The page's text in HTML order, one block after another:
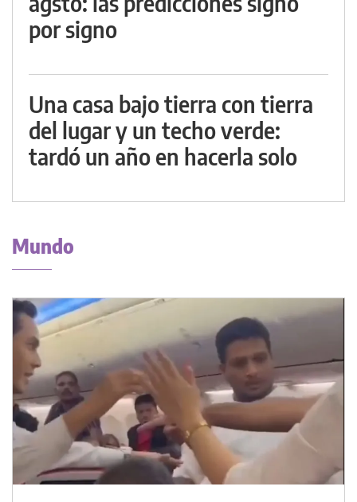
por signo
Una casa bajo tierra con tierra
del lugar y un techo verde:
tardó un año en hacerla solo
Mundo